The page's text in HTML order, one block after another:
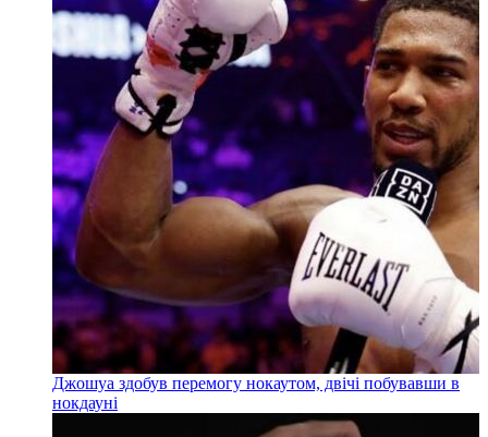
Джошуа здобув перемогу нокаутом, двічі побувавши в
нокдауні